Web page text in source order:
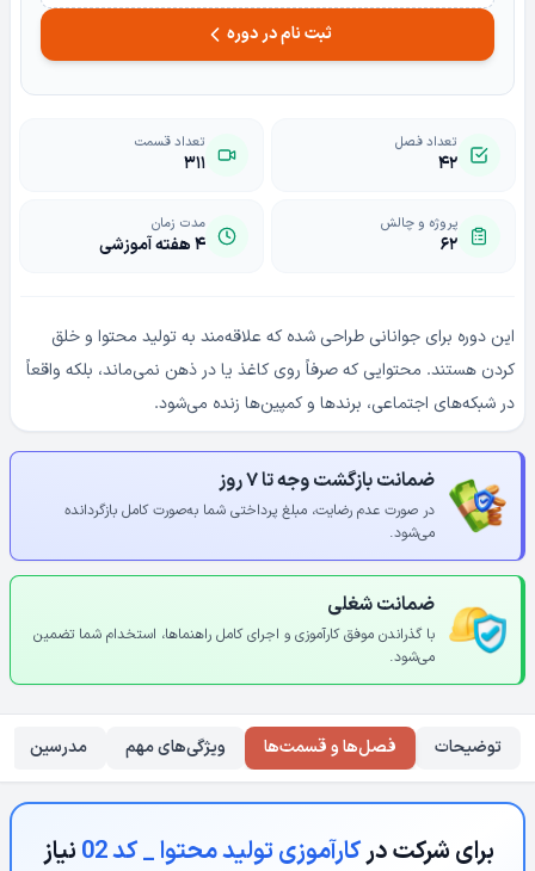
ثبت نام در دوره
تعداد فصل
۴۲
تعداد قسمت
۳۱۱
پروژه و چالش
۶۲
مدت زمان
4 هفته آموزشی
این دوره برای جوانانی طراحی شده که علاقه‌مند به تولید محتوا و خلق
کردن هستند. محتوایی که صرفاً روی کاغذ یا در ذهن نمی‌ماند، بلکه واقعاً
در شبکه‌های اجتماعی، برندها و کمپین‌ها زنده می‌شود.
ضمانت بازگشت وجه تا ۷ روز
در صورت عدم رضایت، مبلغ پرداختی شما به‌صورت کامل بازگردانده
می‌شود.
ضمانت شغلی
با گذراندن موفق کارآموزی و اجرای کامل راهنماها، استخدام شما تضمین
می‌شود.
توضیحات فصل‌ها و قسمت‌ها ویژگی‌های مهم مدرسین
برای شرکت درکارآموزی تولید محتوا _ کد 02
نیاز